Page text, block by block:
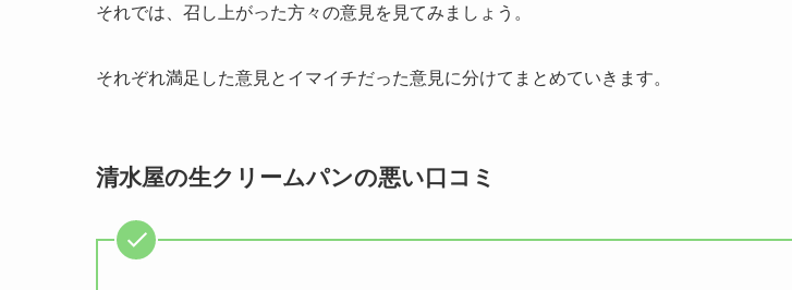
それでは、召し上がった方々の意見を見てみましょう。
それぞれ満足した意見とイマイチだった意見に分けてまとめていきます。
清水屋の生クリームパンの悪い口コミ